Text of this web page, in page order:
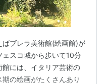
ばブレラ美術館(絵画館)が
スコ城から歩いて10分
には、イタリア芸術の
の絵画がたくさんあり